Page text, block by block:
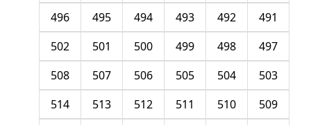
491
492
493
494
495
496
497
498
499
500
501
502
503
504
505
506
507
508
509
510
511
512
513
514